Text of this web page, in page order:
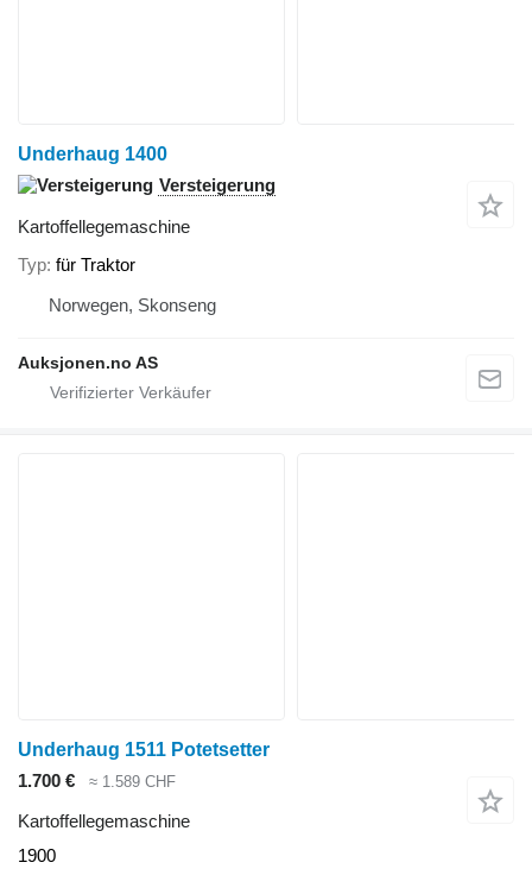
Underhaug 1400
Versteigerung
Kartoffellegemaschine
Typ für Traktor
Norwegen, Skonseng
Auksjonen.no AS
Underhaug 1511 Potetsetter
1.700 €
≈ 1.589 CHF
Kartoffellegemaschine
1900